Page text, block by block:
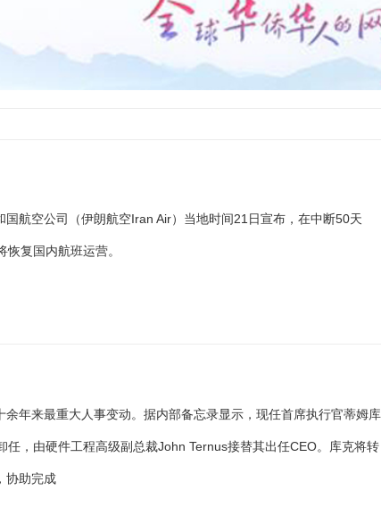
国航空公司（伊朗航空Iran Air）当地时间21日宣布，在中断50天
恢复国内航班运营。
余年来最重大人事变动。据内部备忘录显示，现任首席执行官蒂姆库
任，由硬件工程高级副总裁John Ternus接替其出任CEO。库克将转
协助完成